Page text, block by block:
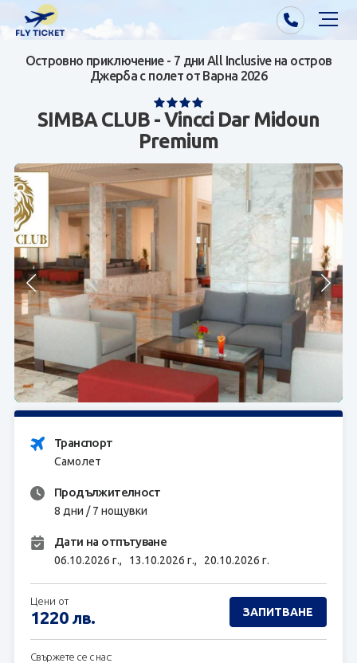
Почивки от Варна
Почивки от София/Пловдив/Бургас
Самолетни билети
Визи
Контакти
За нас
ЗАПИТВАНЕ
Островно приключение - 7 дни All Inclusive на остров
Джерба с полет от Варна 2026
SIMBA CLUB - Vincci Dar Midoun
Premium
Транспорт
Самолет
Продължителност
8 дни / 7 нощувки
Дати на отпътуване
06.10.2026 г., 13.10.2026 г., 20.10.2026 г.
Свържете се с нас:
Цени от
1220 лв. ЗАПИТВАНЕ